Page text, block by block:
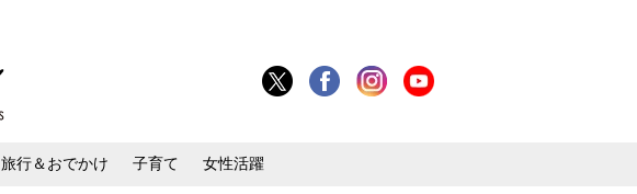
旅行＆おでかけ 子育て 女性活躍